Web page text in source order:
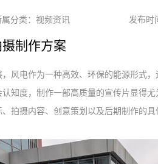
属分类：视频资讯 发布时
制作方案
风电作为一种高效、环保的能源形式
知度，制作一部高质量的宣传片显得
拍摄内容、创意策划以及后期制作的具